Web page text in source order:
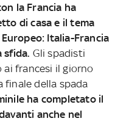
la Francia ha
di casa e il tema
Italia-Francia
sfida. Gli spadisti
francesi il giorno
finale della spada
ha completato il
anche nel